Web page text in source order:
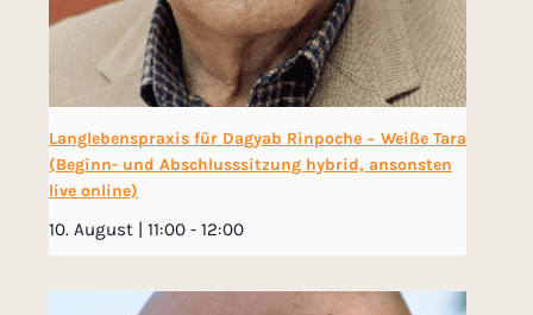
Langlebenspraxis für Dagyab Rinpoche − Weiße Tara
(Beginn- und Abschlusssitzung hybrid, ansonsten
live online)
10. August | 11:00 - 12:00